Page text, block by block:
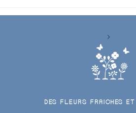
DES FLEURS FRAICHES